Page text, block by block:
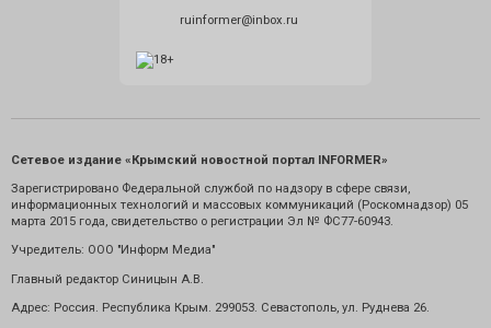
ruinformer@inbox.ru
Сетевое издание «Крымский новостной портал INFORMER»
Зарегистрировано Федеральной службой по надзору в сфере связи,
информационных технологий и массовых коммуникаций (Роскомнадзор) 05
марта 2015 года, свидетельство о регистрации Эл № ФС77-60943.
Учредитель: ООО "Информ Медиа"
Главный редактор Синицын А.В.
Адрес: Россия. Республика Крым. 299053. Севастополь, ул. Руднева 26.